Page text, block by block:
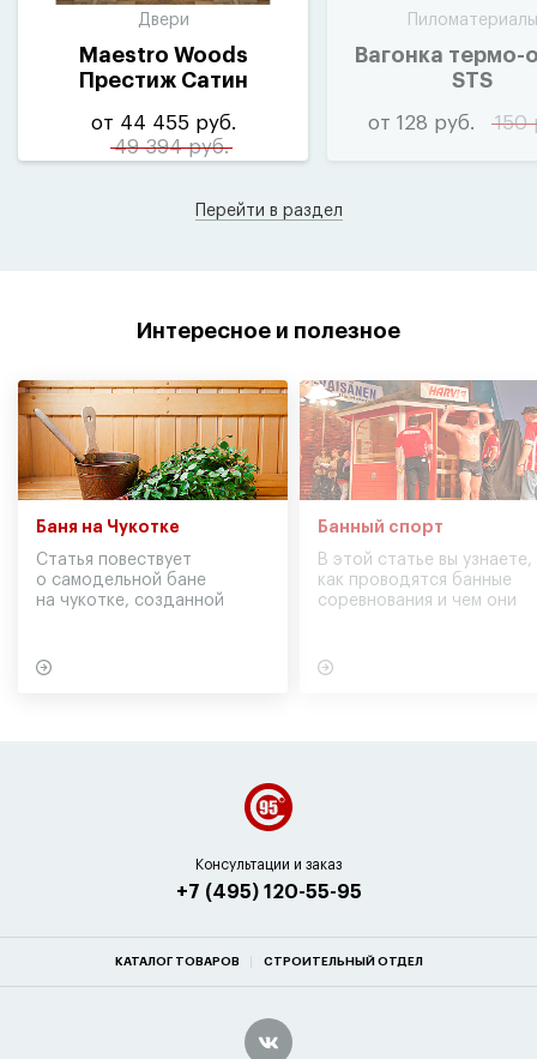
Двери
Maestro Woods
Престиж Сатин
от 44 455 руб.
49 394 руб.
Пиломатериалы
Вагонка термо-
STS
от 128 руб. 150
Перейти в раздел
Интересное и полезное
Баня на Чукотке
Статья повествует
о самодельной бане
на чукотке, созданной
Банный спорт
В этой статье вы узнаете,
как проводятся банные
соревнования и чем они
Консультации и заказ
+7 (495) 120-55-95
КАТАЛОГ ТОВАРОВ СТРОИТЕЛЬНЫЙ ОТДЕЛ